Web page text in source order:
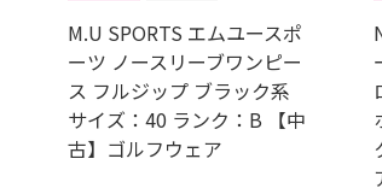
M.U SPORTS エムユースポ
ーツ ノースリーブワンピー
ス フルジップ ブラック系
サイズ：40 ランク：B 【中
古】ゴルフウェア